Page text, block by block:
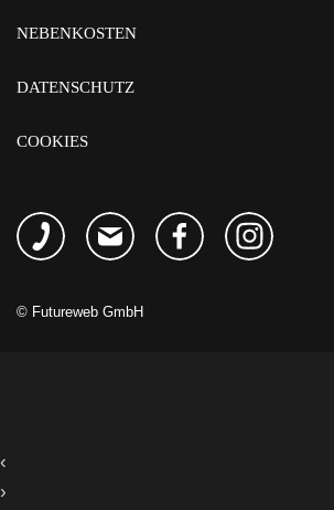
NEBENKOSTEN
DATENSCHUTZ
COOKIES
© Futureweb GmbH
‹
›